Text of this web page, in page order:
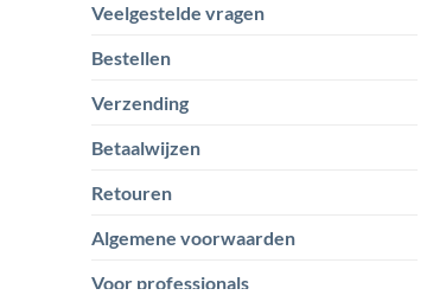
Veelgestelde vragen
Bestellen
Verzending
Betaalwijzen
Retouren
Algemene voorwaarden
Voor professionals